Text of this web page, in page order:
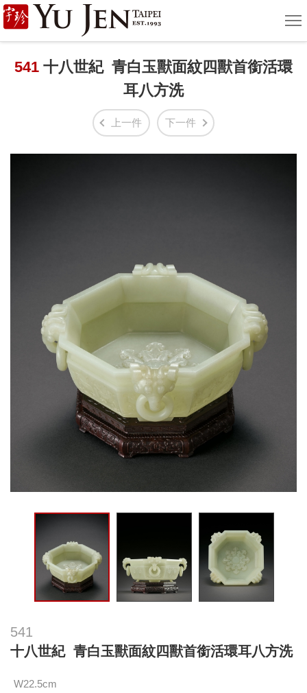
宇
珍
國
術
單
541 十八世紀 青白玉獸面紋四獸首銜活環
耳八方洗
上一件 下一件
541
十八世紀 青白玉獸面紋四獸首銜活環耳八方洗
W22.5cm